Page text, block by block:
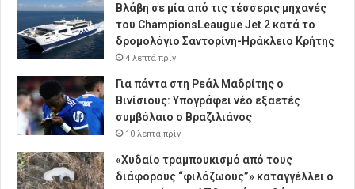
Βλάβη σε μία από τις τέσσερις μηχανές
του ChampionsLeaugue Jet 2 κατά το
δρομολόγιο Σαντορίνη-Ηράκλειο Κρήτης
4 λεπτά πρίν
Για πάντα στη Ρεάλ Μαδρίτης ο
Βινίσιους: Υπογράφει νέο εξαετές
συμβόλαιο ο Βραζιλιάνος
10 λεπτά πρίν
«Χυδαίο τραμπουκισμό από τους
διάφορους “φιλόζωους”» καταγγέλλει ο